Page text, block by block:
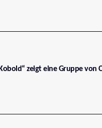
zeigt eine Gruppe von